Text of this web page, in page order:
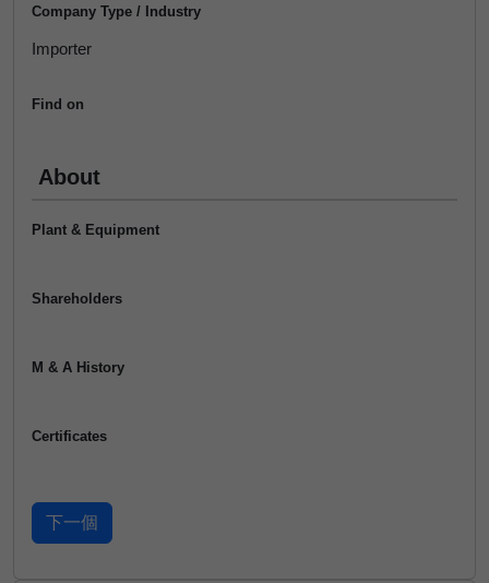
Company Type / Industry
Importer
Find on
About
Plant & Equipment
Shareholders
M & A History
Certificates